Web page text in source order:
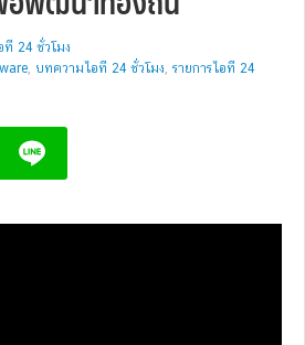
ที 24 ชั่วโมง
, บทความไอที 24 ชั่วโมง, รายการไอที 24